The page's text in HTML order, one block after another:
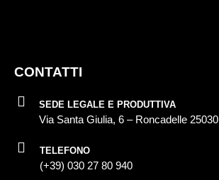
CONTATTI
SEDE LEGALE E PRODUTTIVA
Via Santa Giulia, 6 – Roncadelle 25030
TELEFONO
(+39) 030 27 80 940